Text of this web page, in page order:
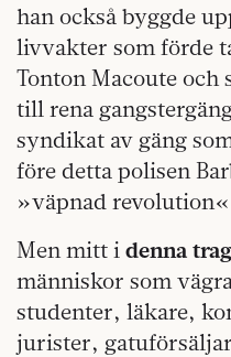
han också byggde
livvakter som förde
Tonton Macoute och
till rena
syndikat av gäng
före detta polisen
»väpnad
Men mitt i denna
människor som
studenter, läkare,
jurister,